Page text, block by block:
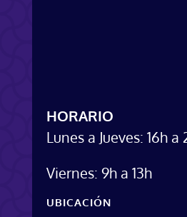
HORARIO
Lunes a Jueves: 16h a
Viernes: 9h a 13h
UBICACIÓN